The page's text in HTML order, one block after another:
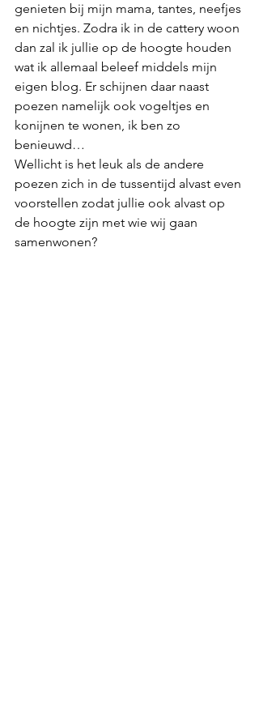
genieten bij mijn mama, tantes, neefjes
en nichtjes. Zodra ik in de cattery woon
dan zal ik jullie op de hoogte houden
wat ik allemaal beleef middels mijn
eigen blog. Er schijnen daar naast
poezen namelijk ook vogeltjes en
konijnen te wonen, ik ben zo
benieuwd…
Wellicht is het leuk als de andere
poezen zich in de tussentijd alvast even
voorstellen zodat jullie ook alvast op
de hoogte zijn met wie wij gaan
samenwonen?